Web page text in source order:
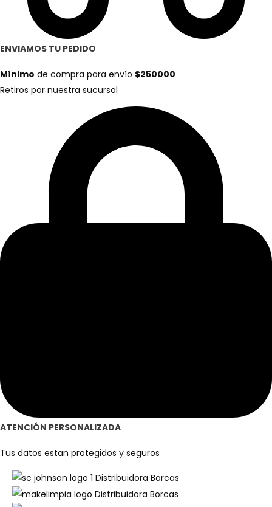
ENVIAMOS TU PEDIDO
Mínimo de compra para envío $250000
Retiros por nuestra sucursal
ATENCIÓN PERSONALIZADA
Tus datos estan protegidos y seguros